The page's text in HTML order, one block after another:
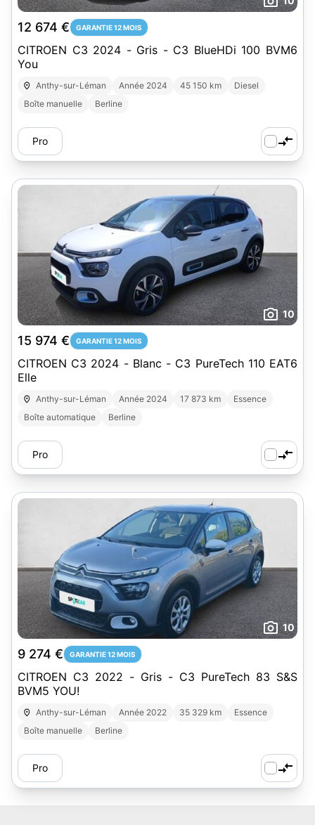
12 674 € GARANTIE 12 MOIS
CITROEN C3 2024 - Gris - C3 BlueHDi 100 BVM6
You
Anthy-sur-Léman Année 2024 45 150 km
Diesel
Boîte manuelle
Berline
Pro
10
15 974 € GARANTIE 12 MOIS
CITROEN C3 2024 - Blanc - C3 PureTech 110 EAT6
Elle
Anthy-sur-Léman Année 2024 17 873 km
Essence
Boîte automatique
Berline
Pro
10
9 274 € GARANTIE 12 MOIS
CITROEN C3 2022 - Gris - C3 PureTech 83 S&S
BVM5 YOU!
Anthy-sur-Léman Année 2022 35 329 km
Essence
Boîte manuelle
Berline
Pro